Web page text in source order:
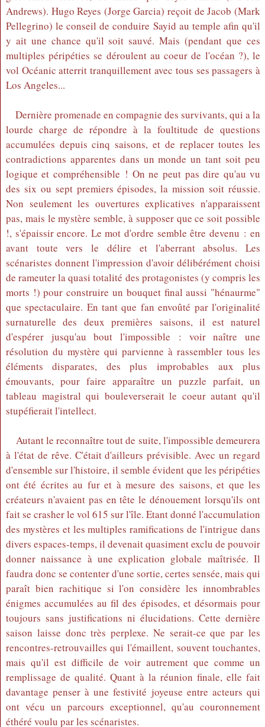
Andrews). Hugo Reyes (Jorge Garcia) reçoit de Jacob (Mark
Pellegrino) le conseil de conduire Sayid au temple afin qu'il
y ait une chance qu'il soit sauvé. Mais (pendant que ces
multiples péripéties se déroulent au coeur de l'océan ?), le
vol Océanic atterrit tranquillement avec tous ses passagers à
Los Angeles...
Dernière promenade en compagnie des survivants, qui a la
lourde charge de répondre à la foultitude de questions
accumulées depuis cinq saisons, et de replacer toutes les
contradictions apparentes dans un monde un tant soit peu
logique et compréhensible ! On ne peut pas dire qu'au vu
des six ou sept premiers épisodes, la mission soit réussie.
Non seulement les ouvertures explicatives n'apparaissent
pas, mais le mystère semble, à supposer que ce soit possible
!, s'épaissir encore. Le mot d'ordre semble être devenu : en
avant toute vers le délire et l'aberrant absolus. Les
scénaristes donnent l'impression d'avoir délibérément choisi
de rameuter la quasi totalité des protagonistes (y compris les
morts !) pour construire un bouquet final aussi "hénaurme"
que spectaculaire. En tant que fan envoûté par l'originalité
surnaturelle des deux premières saisons, il est naturel
d'espérer jusqu'au bout l'impossible : voir naître une
résolution du mystère qui parvienne à rassembler tous les
éléments disparates, des plus improbables aux plus
émouvants, pour faire apparaître un puzzle parfait, un
tableau magistral qui bouleverserait le coeur autant qu'il
stupéfierait l'intellect.
Autant le reconnaître tout de suite, l'impossible demeurera
à l'état de rêve. C'était d'ailleurs prévisible. Avec un regard
d'ensemble sur l'histoire, il semble évident que les péripéties
ont été écrites au fur et à mesure des saisons, et que les
créateurs n'avaient pas en tête le dénouement lorsqu'ils ont
fait se crasher le vol 615 sur l'île. Etant donné l'accumulation
des mystères et les multiples ramifications de l'intrigue dans
divers espaces-temps, il devenait quasiment exclu de pouvoir
donner naissance à une explication globale maîtrisée. Il
faudra donc se contenter d'une sortie, certes sensée, mais qui
paraît bien rachitique si l'on considère les innombrables
énigmes accumulées au fil des épisodes, et désormais pour
toujours sans justifications ni élucidations. Cette dernière
saison laisse donc très perplexe. Ne serait-ce que par les
rencontres-retrouvailles qui l'émaillent, souvent touchantes,
mais qu'il est difficile de voir autrement que comme un
remplissage de qualité. Quant à la réunion finale, elle fait
davantage penser à une festivité joyeuse entre acteurs qui
ont vécu un parcours exceptionnel, qu'au couronnement
éthéré voulu par les scénaristes.